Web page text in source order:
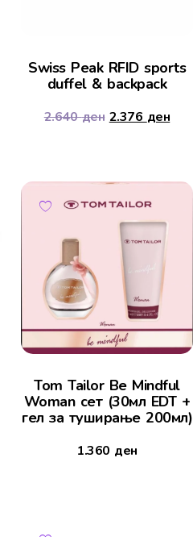
Swiss Peak RFID sports
duffel & backpack
2.640ден 2.376 ден
Tom Tailor Be Mindful
Woman сет (30мл EDT +
гел за туширање 200мл)
1.360 ден